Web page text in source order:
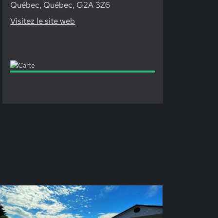
Québec, Québec, G2A 3Z6
Visitez le site web